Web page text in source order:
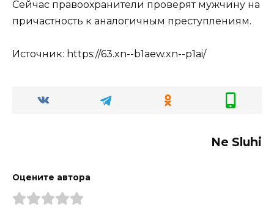
Сейчас правоохранители проверят мужчину на
причастность к аналогичным преступлениям.
Источник: https://63.xn--b1aew.xn--p1ai/
Ne Sluhi
Оцените автора